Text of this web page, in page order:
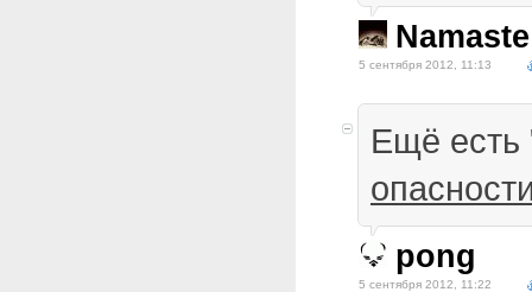
Namaste
5 сентября 2012, 11:13
Ещё есть
pong
5 сентября 2012, 11:22